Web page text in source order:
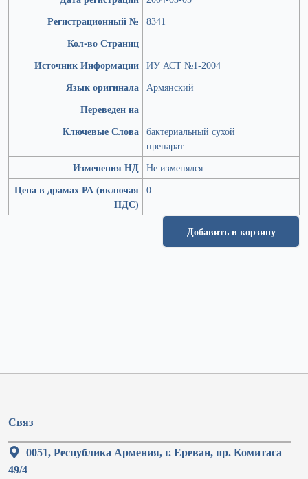
Регистрационный №
8341
Кол-во Страниц
Источник Информации ИУ АСТ №1-2004
Язык оригинала Армянский
Переведен на
Ключевые Слова бактериальный сухой
препарат
Изменения НД Не изменялся
Цена в драмах РА (включая
НДС)
0
Добавить в корзину
Связ
0051, Республика Армения, г. Ереван, пр. Комитаса
49/4